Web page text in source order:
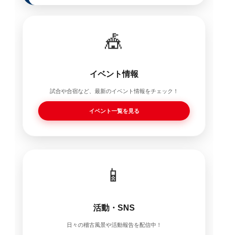
🎪
イベント情報
試合や合宿など、最新のイベント情報をチェック！
イベント一覧を見る
📱
活動・SNS
日々の稽古風景や活動報告を配信中！